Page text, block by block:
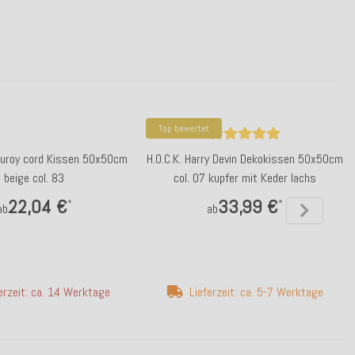
cord Kissen 50x50cm
beige col. 83
22,04 €*
ca. 14 Werktage
Top bewertet
H.O.C.K. Harry Devin Dekokissen 50x50cm
col. 07 kupfer mit Keder lachs
ab33,99 €*
Lieferzeit: ca. 5-7 Werktage